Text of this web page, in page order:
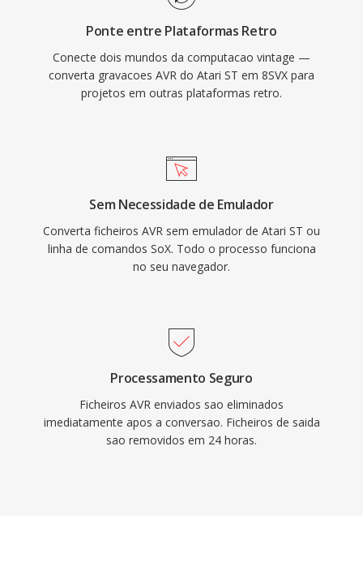
Ponte entre Plataformas Retro
Conecte dois mundos da computacao vintage —
converta gravacoes AVR do Atari ST em 8SVX para
projetos em outras plataformas retro.
Sem Necessidade de Emulador
Converta ficheiros AVR sem emulador de Atari ST ou
linha de comandos SoX. Todo o processo funciona
no seu navegador.
Processamento Seguro
Ficheiros AVR enviados sao eliminados
imediatamente apos a conversao. Ficheiros de saida
sao removidos em 24 horas.